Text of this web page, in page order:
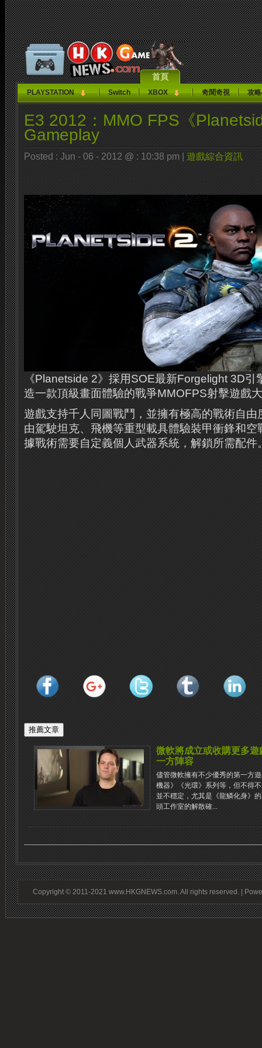
首頁
PLAYSTATION Switch XBOX 奇聞奇視 攻
E3 2012：MMO FPS《
Gameplay
Posted : Jun - 06 - 2012 @ : 10:38 pm | 遊戲綜合資訊
《Planetside 2》採用SOE最新Forgelight 3D引
造一款頂級畫面體驗的戰爭MMOFPS射擊遊戲
遊戲支持千人同圖戰鬥，並擁有極高的戰術自由
由駕駛坦克、飛機等重型載具體驗裝甲衝鋒和
據戰術需要自定義個人武器系統，解鎖所需配件
微軟將成立或收購更多
一方陣容
儘管微軟擁有不少優秀的第一方
機器》《光環》系列等，但不得
並不穩定，尤其是《龍鱗化身》
頭工作室的解散確...
Copyright © 2011-2021 www.HKGNEWS.com. All rights reserved. |